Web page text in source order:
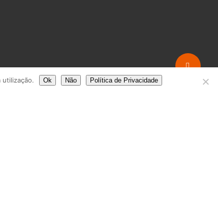
Share
Ok Não Política de Privacidade